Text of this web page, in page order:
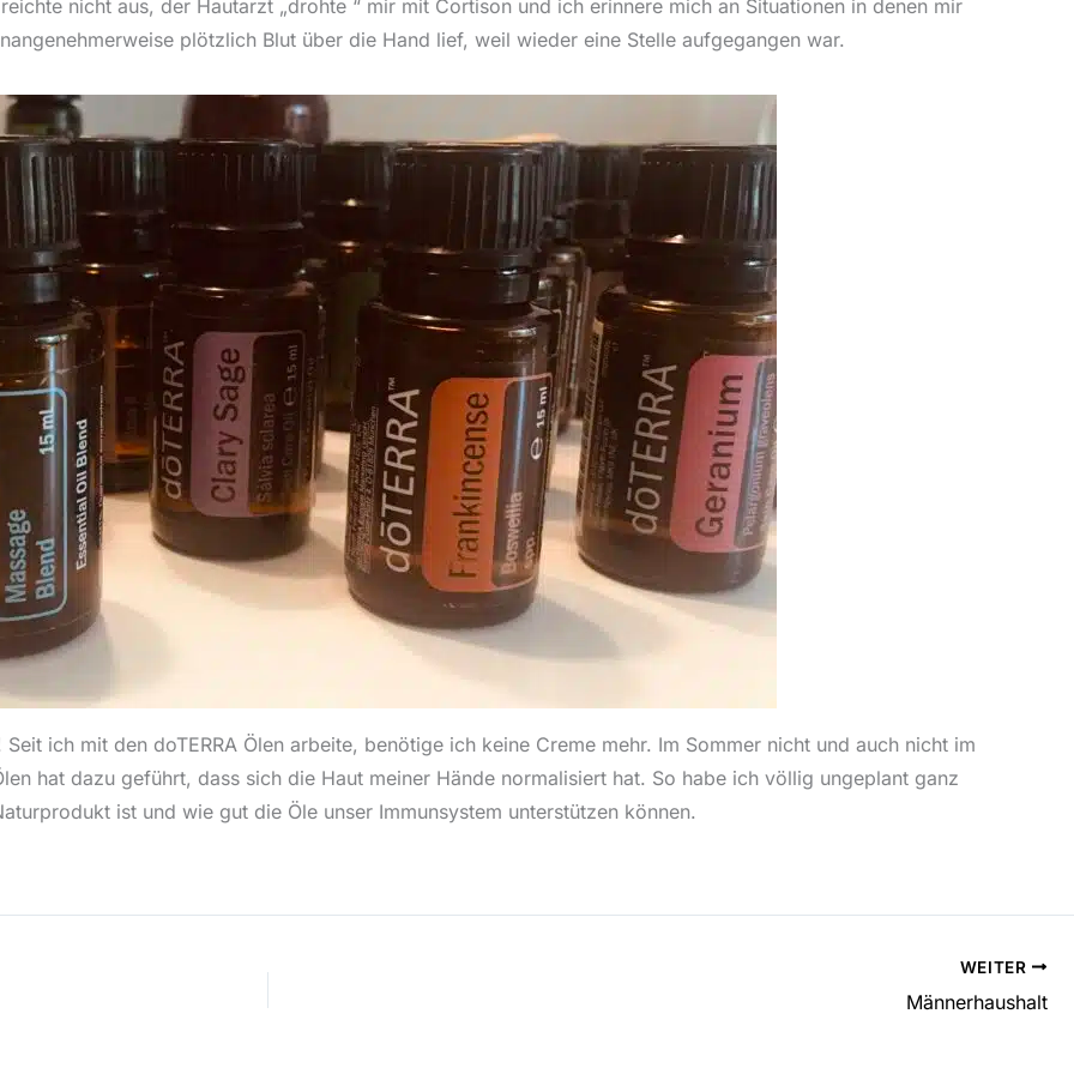
nicht aus, der Hautarzt „drohte “ mir mit Cortison und ich erinnere mich an Situationen in denen mir
plötzlich Blut über die Hand lief, weil wieder eine Stelle aufgegangen war.
ich mit den doTERRA Ölen arbeite, benötige ich keine Creme mehr. Im Sommer nicht und auch nicht im
hat dazu geführt, dass sich die Haut meiner Hände normalisiert hat. So habe ich völlig ungeplant ganz
ist und wie gut die Öle unser Immunsystem unterstützen können.
WEITER
Männerhaushalt